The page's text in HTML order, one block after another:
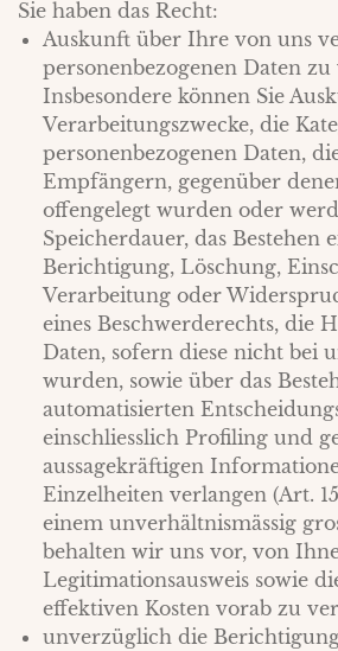
Sie haben das Recht:
Auskunft über Ihre von uns
personenbezogenen Daten zu
Insbesondere können Sie
Verarbeitungszwecke, die
personenbezogenen Daten,
Empfängern, gegenüber
offengelegt wurden oder
Speicherdauer, das Bestehen
Berichtigung, Löschung,
Verarbeitung oder
eines Beschwerderechts, die
Daten, sofern diese nicht bei
wurden, sowie über das
automatisierten
einschliesslich Profiling und
aussagekräftigen
Einzelheiten verlangen (Art.
einem unverhältnismässig
behalten wir uns vor, von
Legitimationsausweis sowie
effektiven Kosten vorab zu
unverzüglich die